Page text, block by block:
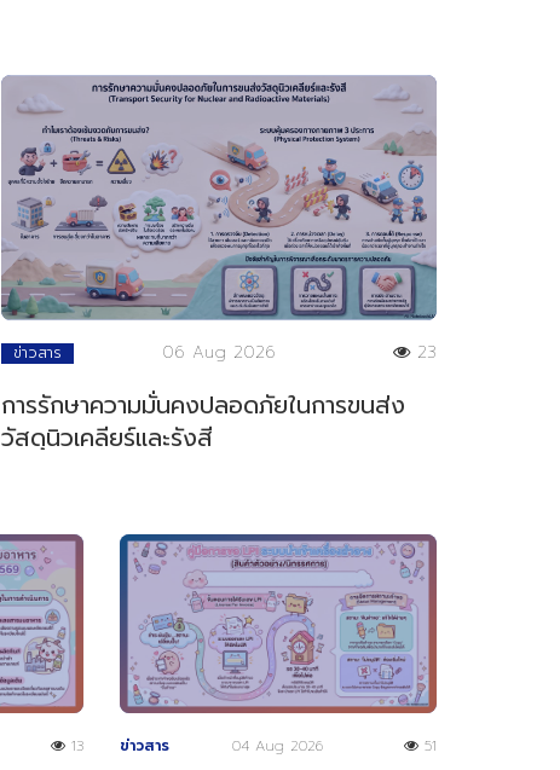
ข่าวสาร 06 Aug 2026 23
การรักษาความมั่นคงปลอดภัยในการขนส่ง
วัสดุนิวเคลียร์และรังสี
13 ข่าวสาร 04 Aug 2026 51